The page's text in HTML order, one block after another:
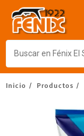
Inicio Productos